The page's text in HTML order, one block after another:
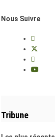
Nous Suivre
Tribune